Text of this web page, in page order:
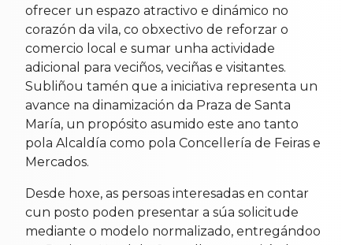
ofrecer un espazo atractivo e dinámico no
corazón da vila, co obxectivo de reforzar o
comercio local e sumar unha actividade
adicional para veciños, veciñas e visitantes.
Subliñou tamén que a iniciativa representa un
avance na dinamización da Praza de Santa
María, un propósito asumido este ano tanto
pola Alcaldía como pola Concellería de Feiras e
Mercados.
Desde hoxe, as persoas interesadas en contar
cun posto poden presentar a súa solicitude
mediante o modelo normalizado, entregándoo